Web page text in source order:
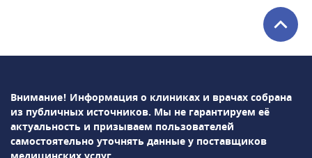
синус-лифтинг, остеопластику,
вестибулопластику, лоскутную операцию,
дентальную имплантация и др. Проводится
лечение зубов под микроскопом.Врачи-
Внимание! Информация о клиниках и врачах собрана
из публичных источников. Мы не гарантируем её
актуальность и призываем пользователей
самостоятельно уточнять данные у поставщиков